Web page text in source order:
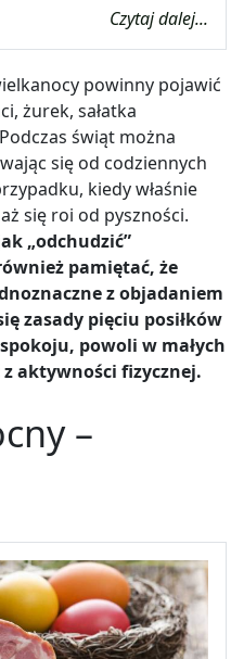
Czytaj dalej...
powinny pojawić
żurek, sałatka
świąt można
się od codziennych
kiedy właśnie
się roi od pyszności.
„odchudzić”
pamiętać, że
z objadaniem
zasady pięciu posiłków
powoli w małych
aktywności fizycznej.
–